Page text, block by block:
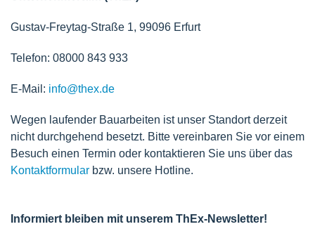
Gustav-Freytag-Straße 1, 99096 Erfurt
Telefon: 08000 843 933
E-Mail: info@thex.de
Wegen laufender Bauarbeiten ist unser Standort derzeit
nicht durchgehend besetzt. Bitte vereinbaren Sie vor einem
Besuch einen Termin oder kontaktieren Sie uns über das
Kontaktformular bzw. unsere Hotline.
Informiert bleiben mit unserem ThEx-Newsletter!